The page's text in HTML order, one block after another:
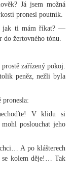
Já jsem možná
pronesl poutník.
jak ti mám říkat? —
do žertovného tónu.
zařízený pokoj.
peněz, nežli byla
pronesla:
V klidu si
poslouchat jeho
A po klášterech
se kolem děje!… Tak